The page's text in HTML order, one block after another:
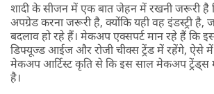
शादी के सीजन में एक बात जेहन में रखनी जरूरी है
अपग्रेड करना जरूरी है, क्योंकि यही वह इंडस्ट्री है,
बदलाव हो रहे हैं। मेकअप एक्सपर्ट मान रहे हैं कि
डिफ्यूज्ड आईज और रोजी चीक्स ट्रेंड में रहेंगे, ऐसे
मेकअप आर्टिस्ट कृति से कि इस साल मेकअप ट्रेंड्स
है।